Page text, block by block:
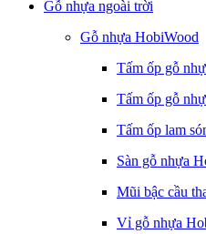
Gỗ nhựa ngoài trời
Gỗ nhựa HobiWood
Tấm ốp gỗ
Tấm ốp gỗ
Tấm ốp lam
Sàn gỗ nhựa
Mũi bậc cầu
Vỉ gỗ nhựa